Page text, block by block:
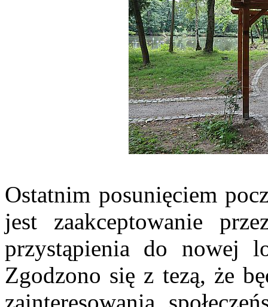
Ostatnim posunięciem
jest zaakceptowanie
przystąpienia do nowej
Zgodzono się z tezą, że
zainteresowania